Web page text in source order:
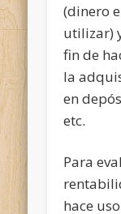
(dinero
utilizar)
fin de
la
en
etc.
Para
hace